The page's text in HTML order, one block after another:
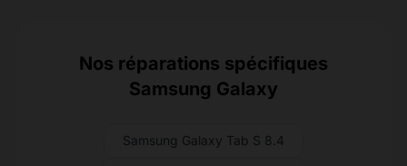
Nos réparations spécifiques
Samsung Galaxy
Samsung Galaxy Tab S 8.4